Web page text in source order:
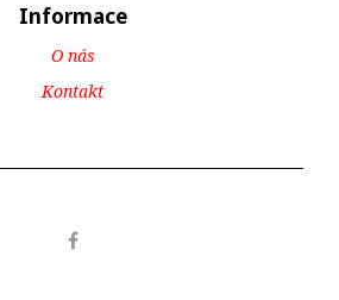
Informace
O nás
Kontakt